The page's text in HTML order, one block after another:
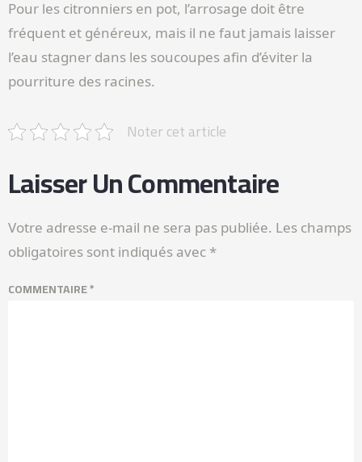
Pour les citronniers en pot, l’arrosage doit être
fréquent et généreux, mais il ne faut jamais laisser
l’eau stagner dans les soucoupes afin d’éviter la
pourriture des racines.
Noter cet article
Laisser Un Commentaire
Votre adresse e-mail ne sera pas publiée. Les champs
obligatoires sont indiqués avec *
COMMENTAIRE*